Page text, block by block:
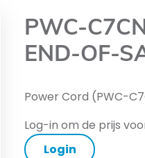
PWC-
END-OF-
Power Cord (PWC-
Log-in om de prijs
Login